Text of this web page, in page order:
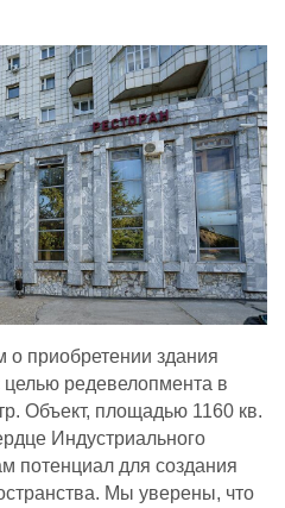
приобретении здания
редевелопмента в
Объект, площадью 1160 кв.
Индустриального
потенциал для создания
Мы уверены, что